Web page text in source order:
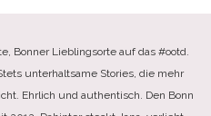
Bonner Lieblingsorte auf das #ootd.
unterhaltsame Stories, die mehr
Ehrlich und authentisch. Den Bonn